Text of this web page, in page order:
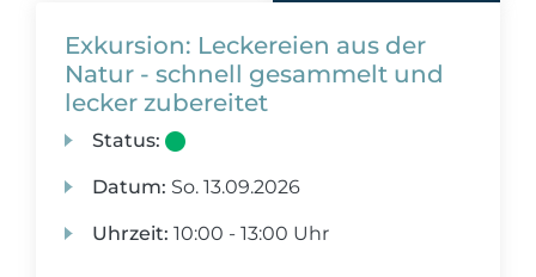
Exkursion: Leckereien aus der
Natur - schnell gesammelt und
lecker zubereitet
Status:
Datum: So. 13.09.2026
Uhrzeit: 10:00 - 13:00 Uhr